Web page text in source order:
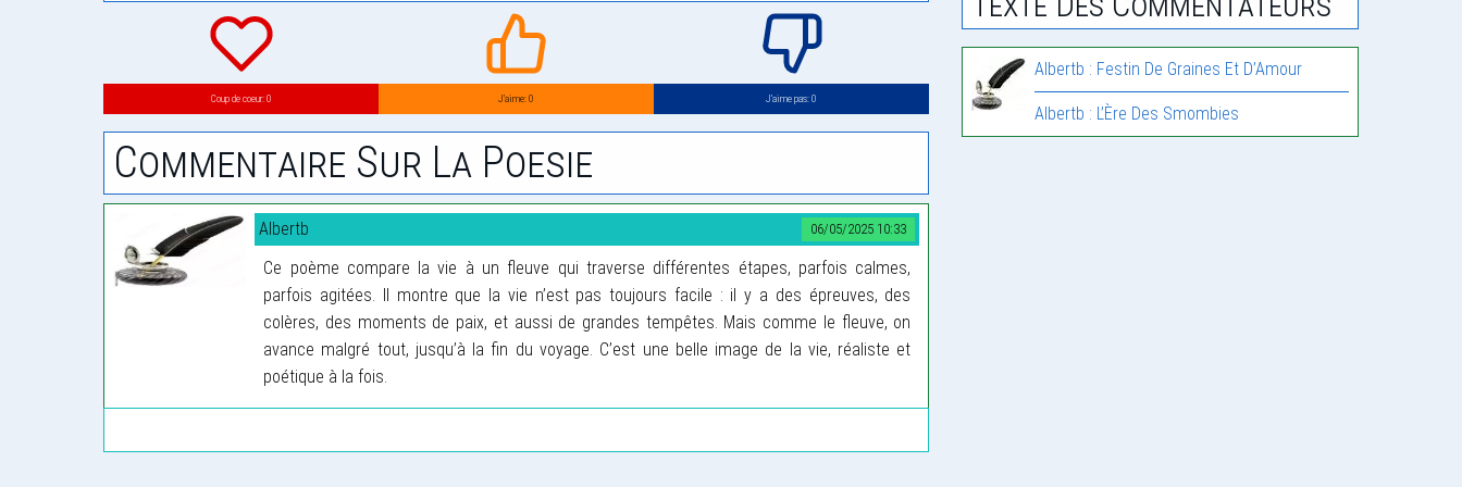
Coup de coeur: 0 J’aime: 0 J’aime pas: 0
Commentaire Sur La Poesie
06/05/2025 10:33
Albertb
Ce poème compare la vie à un fleuve qui traverse différentes étapes, parfois calmes,
parfois agitées. Il montre que la vie n’est pas toujours facile : il y a des épreuves, des
colères, des moments de paix, et aussi de grandes tempêtes. Mais comme le fleuve, on
avance malgré tout, jusqu’à la fin du voyage. C’est une belle image de la vie, réaliste et
poétique à la fois.
Albertb : Festin De Graines Et D’Amour
Albertb : L’Ère Des Smombies